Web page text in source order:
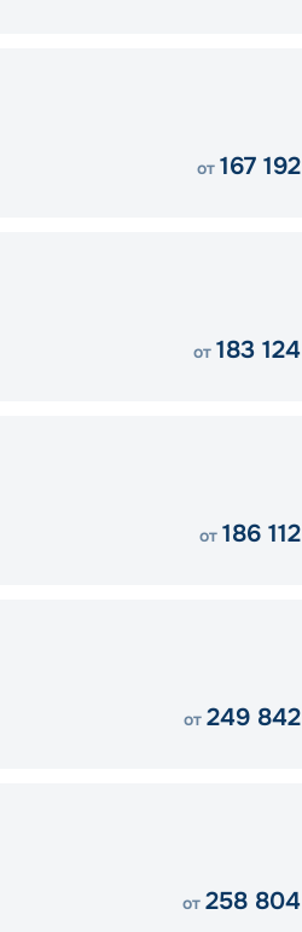
от 167 192
от 183 124
от 186 112
от 249 842
от 258 804